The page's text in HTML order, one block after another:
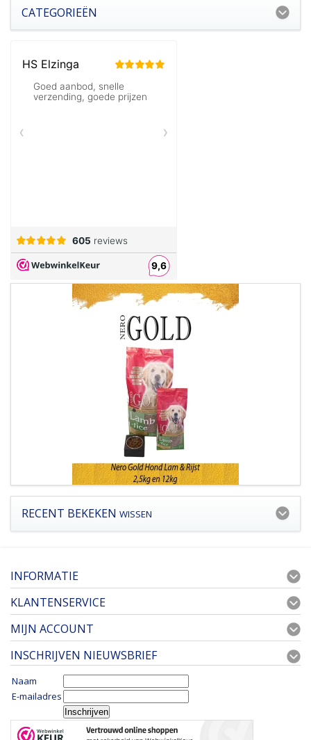
CATEGORIEËN
RECENT BEKEKEN WISSEN
INFORMATIE
KLANTENSERVICE
MIJN ACCOUNT
INSCHRIJVEN NIEUWSBRIEF
Naam
E-mailadres